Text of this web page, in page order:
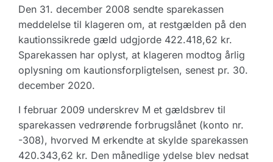
Den 31. december 2008 sendte sparekassen
meddelelse til klageren om, at restgælden på den
kautionssikrede gæld udgjorde 422.418,62 kr.
Sparekassen har oplyst, at klageren modtog årlig
oplysning om kautionsforpligtelsen, senest pr. 30.
december 2020.
I februar 2009 underskrev M et gældsbrev til
sparekassen vedrørende forbrugslånet (konto nr.
-308), hvorved M erkendte at skylde sparekassen
420.343,62 kr. Den månedlige ydelse blev nedsat